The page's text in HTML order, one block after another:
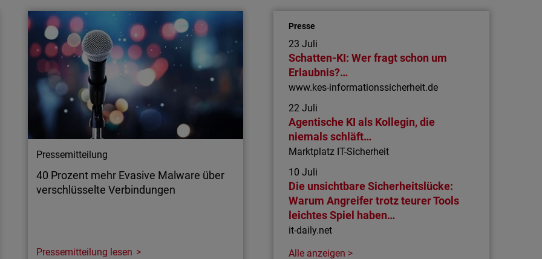
Goldener Herbst für das WatchGuard-Team –
und zwar im wahrsten Sinne des Wortes:
WatchGuard punktet bei den CRN Channel
Awards und den IT-Awards.
dafür steht die aktuelle Erweiterung der
WatchGuard Cloud im Sinne zusätzlicher
Automatisierung. Ab sofort bietet WatchGuard
Technologies sowohl für ConnectWise
Manage als auch Autotask PSA sowie für
HaloPSA (ab dem ersten Quartal 2026)
umfassende native…
Pressemitteilung
40 Prozent mehr Evasive Malware über
verschlüsselte Verbindungen
Pressemitteilung lesen
Presse
23 Juli
Schatten-KI: Wer fragt schon um
Erlaubnis?…
www.kes-informationssicherheit.de
22 Juli
Agentische KI als Kollegin, die
niemals schläft…
Marktplatz IT-Sicherheit
10 Juli
Die unsichtbare Sicherheitslücke:
Warum Angreifer trotz teurer Tools
leichtes Spiel haben…
it-daily.net
Alle anzeigen >